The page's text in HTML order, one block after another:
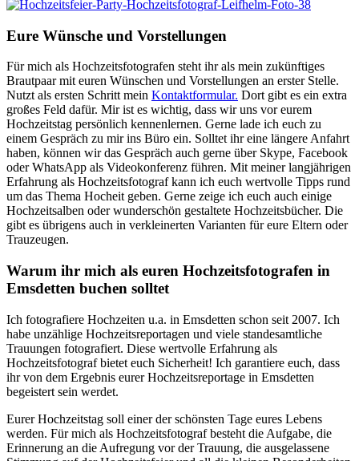
Eure Wünsche und Vorstellungen
Für mich als Hochzeitsfotografen steht ihr als mein zukünftiges
Brautpaar mit euren Wünschen und Vorstellungen an erster Stelle.
Nutzt als ersten Schritt mein Kontaktformular. Dort gibt es ein extra
großes Feld dafür. Mir ist es wichtig, dass wir uns vor eurem
Hochzeitstag persönlich kennenlernen. Gerne lade ich euch zu
einem Gespräch zu mir ins Büro ein. Solltet ihr eine längere Anfahrt
haben, können wir das Gespräch auch gerne über Skype, Facebook
oder WhatsApp als Videokonferenz führen. Mit meiner langjährigen
Erfahrung als Hochzeitsfotograf kann ich euch wertvolle Tipps rund
um das Thema Hocheit geben. Gerne zeige ich euch auch einige
Hochzeitsalben oder wunderschön gestaltete Hochzeitsbücher. Die
gibt es übrigens auch in verkleinerten Varianten für eure Eltern oder
Trauzeugen.
Warum ihr mich als euren Hochzeitsfotografen in
Emsdetten buchen solltet
Ich fotografiere Hochzeiten u.a. in Emsdetten schon seit 2007. Ich
habe unzählige Hochzeitsreportagen und viele standesamtliche
Trauungen fotografiert. Diese wertvolle Erfahrung als
Hochzeitsfotograf bietet euch Sicherheit! Ich garantiere euch, dass
ihr von dem Ergebnis eurer Hochzeitsreportage in Emsdetten
begeistert sein werdet.
Eurer Hochzeitstag soll einer der schönsten Tage eures Lebens
werden. Für mich als Hochzeitsfotograf besteht die Aufgabe, die
Erinnerung an die Aufregung vor der Trauung, die ausgelassene